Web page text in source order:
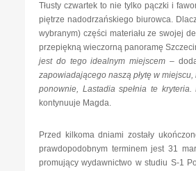
Tłusty czwartek to nie tylko pączki i
piętrze nadodrzańskiego biurowca.
wybranym) części materiału ze swojej
przepiękną wieczorną panoramę
jest do tego idealnym miejscem –
zapowiadającego naszą płytę w
ponownie, Lastadia spełnia te
kontynuuje Magda.
Przed kilkoma dniami zostały
prawdopodobnym terminem jest 31
promujący wydawnictwo w studiu S-1